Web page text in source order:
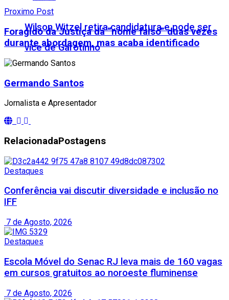
Wilson Witzel retira candidatura e pode ser
vice de Garotinho
Proximo Post
Foragido da Justiça dá “nome falso” duas vezes
durante abordagem, mas acaba identificado
Germando Santos
Jornalista e Apresentador
RelacionadaPostagens
Destaques
Conferência vai discutir diversidade e inclusão no
IFF
7 de Agosto, 2026
Destaques
Escola Móvel do Senac RJ leva mais de 160 vagas
em cursos gratuitos ao noroeste fluminense
7 de Agosto, 2026